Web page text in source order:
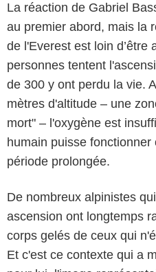
La réaction de Gabriel
au premier abord, mais la
de l'Everest est loin d’être
personnes tentent
de 300 y ont perdu la vie.
mètres d'altitude – une
mort" – l'oxygène est
humain puisse
période prolongée.
De nombreux alpinistes
ascension ont longtemps
corps gelés de ceux qui
Et c'est ce contexte qui a